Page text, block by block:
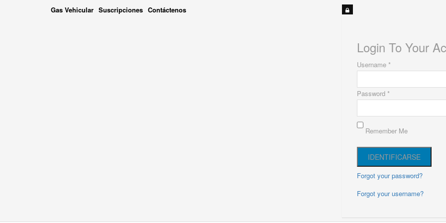
Gas Vehicular Suscripciones Contáctenos
Login To Your
Username *
Password *
Remember Me
Forgot your password?
Forgot your username?